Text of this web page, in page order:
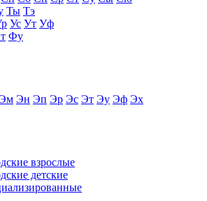
Ты Тэ
Ус Ут Уф
Фу
Эн Эп Эр Эс Эт Эу Эф Эх
взрослые
детские